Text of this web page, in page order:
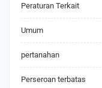
Peraturan Terkait
Umum
pertanahan
Perseroan terbatas